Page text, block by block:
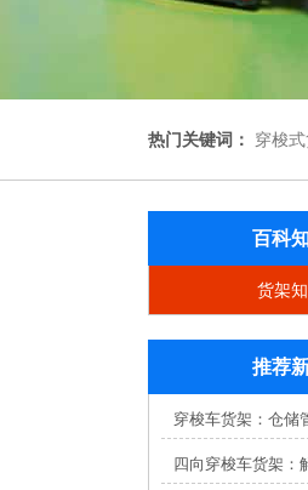
热门关键词： 穿梭
百科
货架
推荐
穿梭车货架：仓储